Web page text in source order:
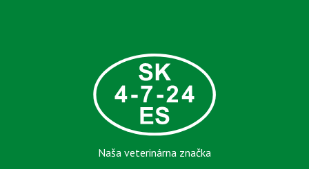
Naša veterinárna značka